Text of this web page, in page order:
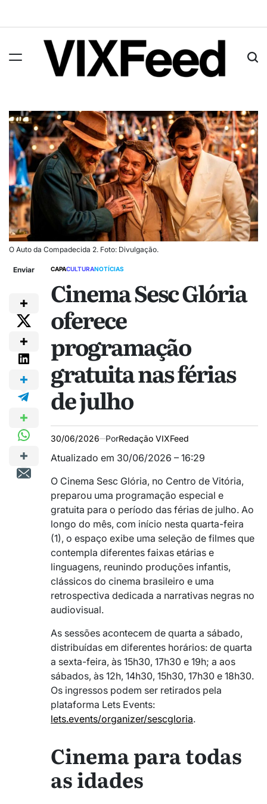
O Auto da Compadecida 2. Foto: Divulgação.
Enviar CAPACULTURANOTÍCIAS
Cinema Sesc Glória
oferece
programação
gratuita nas férias
de julho
30/06/2026 PorRedação VIXFeed
Atualizado em 30/06/2026 – 16:29
O Cinema Sesc Glória, no Centro de Vitória,
preparou uma programação especial e
gratuita para o período das férias de julho. Ao
longo do mês, com início nesta quarta-feira
(1), o espaço exibe uma seleção de filmes que
contempla diferentes faixas etárias e
linguagens, reunindo produções infantis,
clássicos do cinema brasileiro e uma
retrospectiva dedicada a narrativas negras no
audiovisual.
As sessões acontecem de quarta a sábado,
distribuídas em diferentes horários: de quarta
a sexta-feira, às 15h30, 17h30 e 19h; a aos
sábados, às 12h, 14h30, 15h30, 17h30 e 18h30.
Os ingressos podem ser retirados pela
plataforma Lets Events:
lets.events/organizer/sescgloria.
Cinema para todas
as idades